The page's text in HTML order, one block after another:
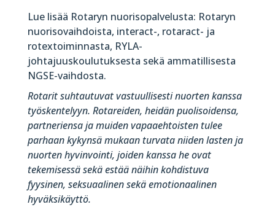
Lue lisää Rotaryn nuorisopalvelusta: Rotaryn
nuorisovaihdoista, interact-, rotaract- ja
rotextoiminnasta, RYLA-
johtajuuskoulutuksesta sekä ammatillisesta
NGSE-vaihdosta.
Rotarit suhtautuvat vastuullisesti nuorten kanssa
työskentelyyn. Rotareiden, heidän puolisoidensa,
partneriensa ja muiden vapaaehtoisten tulee
parhaan kykynsä mukaan turvata niiden lasten ja
nuorten hyvinvointi, joiden kanssa he ovat
tekemisessä sekä estää näihin kohdistuva
fyysinen, seksuaalinen sekä emotionaalinen
hyväksikäyttö.